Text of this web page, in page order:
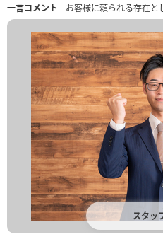
一言コメント
お客様に頼られる存在と
スタッ